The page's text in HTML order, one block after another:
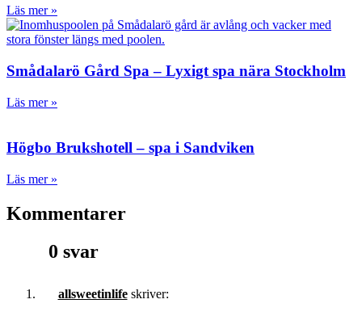
Läs mer »
Smådalarö Gård Spa – Lyxigt spa nära Stockholm
Läs mer »
Högbo Brukshotell – spa i Sandviken
Läs mer »
Kommentarer
0 svar
allsweetinlife skriver: